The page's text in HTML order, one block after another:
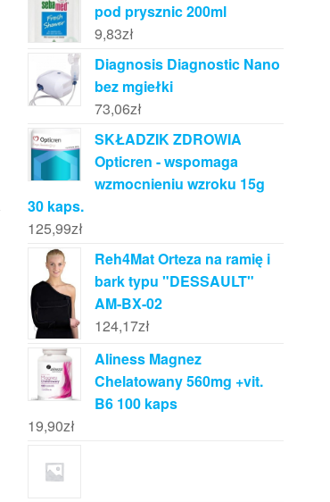
pod prysznic 200ml
9,83zł
Diagnosis Diagnostic Nano
bez mgiełki
73,06zł
SKŁADZIK ZDROWIA
Opticren - wspomaga
wzmocnieniu wzroku 15g
30 kaps.
125,99zł
Reh4Mat Orteza na ramię i
bark typu "DESSAULT"
AM-BX-02
124,17zł
Aliness Magnez
Chelatowany 560mg +vit.
B6 100 kaps
19,90zł